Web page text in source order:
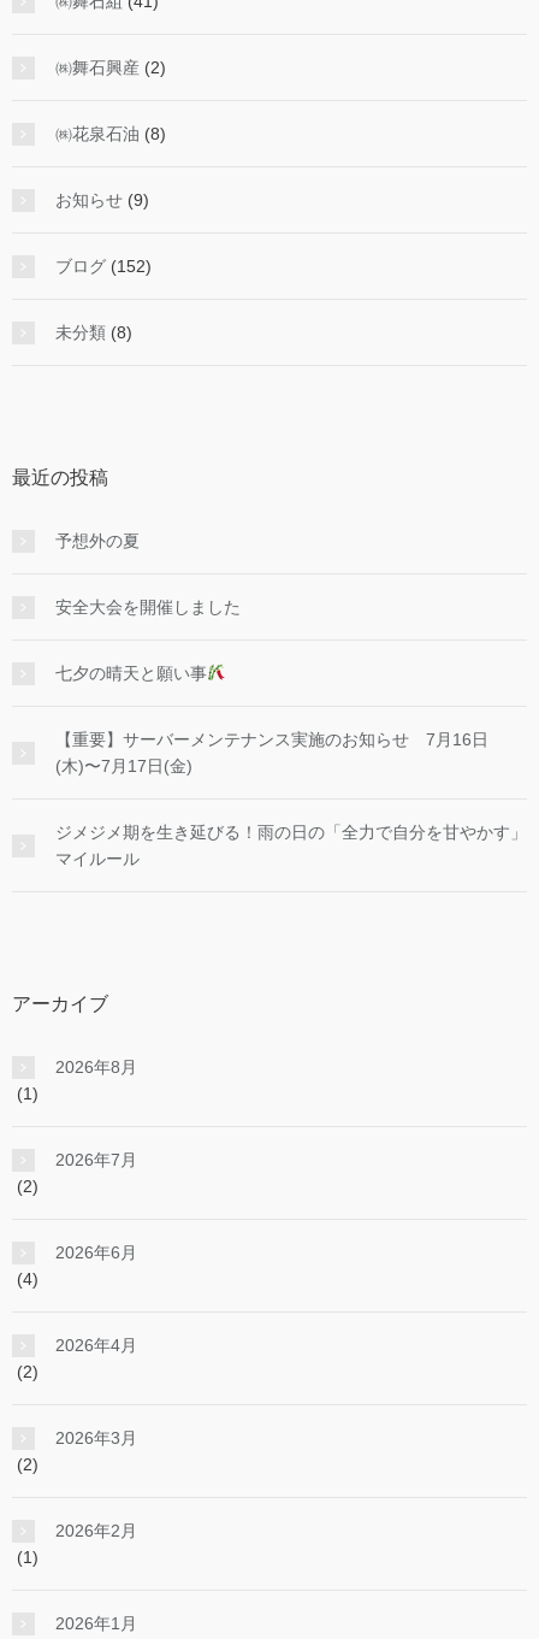
㈱舞石興産 (2)
㈱花泉石油 (8)
お知らせ (9)
ブログ (152)
未分類 (8)
最近の投稿
予想外の夏
安全大会を開催しました
七夕の晴天と願い事
【重要】サーバーメンテナンス実施のお知らせ 7月16日
(木)〜7月17日(金)
ジメジメ期を生き延びる！雨の日の「全力で自分を甘やかす」
マイルール
アーカイブ
2026年8月
(1)
2026年7月
(2)
2026年6月
(4)
2026年4月
(2)
2026年3月
(2)
2026年2月
(1)
2026年1月